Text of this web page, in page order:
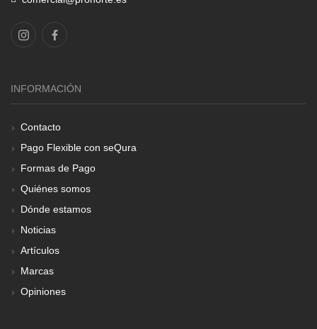
INFORMACIÓN
Contacto
Pago Flexible con seQura
Formas de Pago
Quiénes somos
Dónde estamos
Noticias
Artículos
Marcas
Opiniones